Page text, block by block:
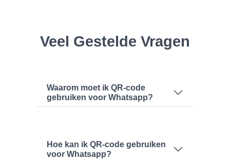
Veel Gestelde Vragen
Waarom moet ik QR-code
gebruiken voor Whatsapp?
Hoe kan ik QR-code gebruiken
voor Whatsapp?